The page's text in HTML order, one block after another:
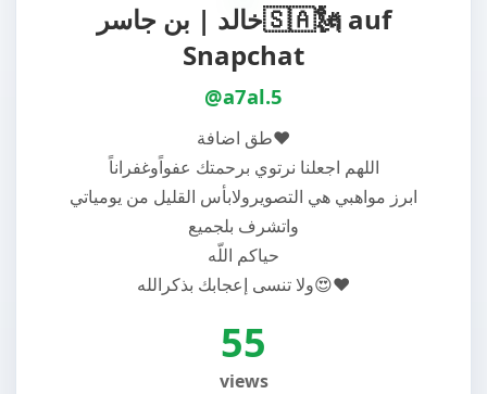
خالد | بن جاسر🇸🇦🗽 auf
Snapchat
@a7al.5
طق اضافة❤
اللهم اجعلنا نرتوي برحمتك عفواًوغفراناً
ابرز مواهبي هي التصويرولابأس القليل من يومياتي
واتشرف بلجميع
حياكم اللّه
ولا تنسى إعجابك بذكرالله😍❤
55
views